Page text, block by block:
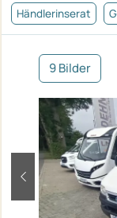
Händlerinserat
9 Bilder
zurück